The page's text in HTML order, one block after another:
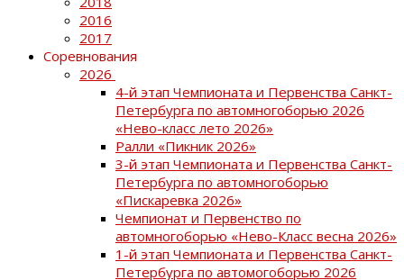
2016
2017
Соревнования
2026
4-й этап Чемпионата и Первенства Санкт-
Петербурга по автомногоборью 2026
«Нево-класс лето 2026»
Ралли «Пикник 2026»
3-й этап Чемпионата и Первенства Санкт-
Петербурга по автомногоборью
«Пискаревка 2026»
Чемпионат и Первенство по
автомногоборью «Нево-Класс весна 2026»
1-й этап Чемпионата и Первенства Санкт-
Петербурга по автомогоборью 2026